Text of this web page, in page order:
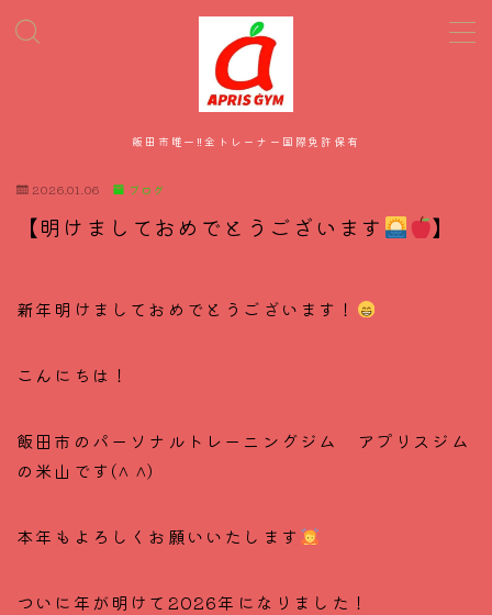
飯田市唯一‼全トレーナー国際免許保有
メニュー・料金
2026.01.06 ブログ
【明けましておめでとうございます 】
新年明けましておめでとうございます！
こんにちは！
飯田市のパーソナルトレーニングジム アプリスジム
の米山です(^ ^)
本年もよろしくお願いいたします
ついに年が明けて2026年になりました！